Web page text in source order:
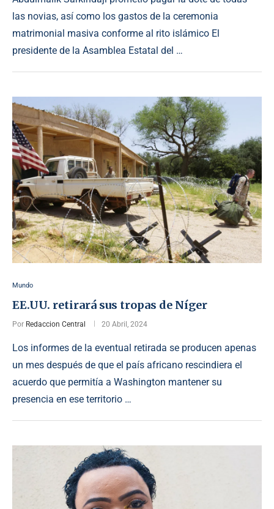
las novias, así como los gastos de la ceremonia
matrimonial masiva conforme al rito islámico El
presidente de la Asamblea Estatal del …
Mundo
EE.UU. retirará sus tropas de Níger
Por Redaccion Central 20 Abril, 2024
Los informes de la eventual retirada se producen apenas
un mes después de que el país africano rescindiera el
acuerdo que permitía a Washington mantener su
presencia en ese territorio …